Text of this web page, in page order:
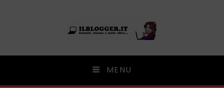
Ilblogger.it
Il portalino di blog | MENU